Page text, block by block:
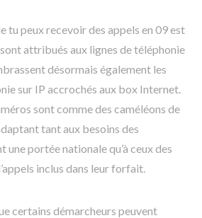
tu peux recevoir des appels en 09 est
attribués aux lignes de téléphonie
désormais également les
sur IP accrochés aux box Internet.
sont comme des caméléons de
tant aux besoins des
une portée nationale qu’à ceux des
inclus dans leur forfait.
certains démarcheurs peuvent